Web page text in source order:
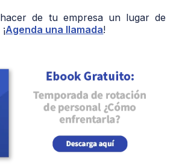
de tu empresa un lugar de
Agenda una llamada!